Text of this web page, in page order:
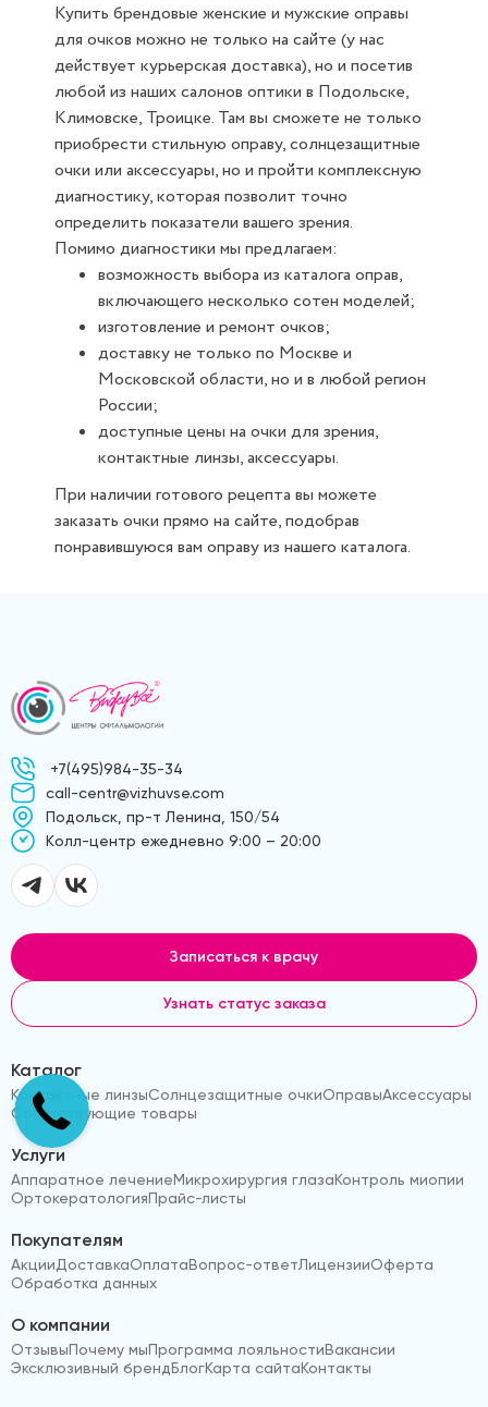
Купить брендовые женские и мужские оправы
для очков можно не только на сайте (у нас
действует курьерская доставка), но и посетив
любой из наших салонов оптики в Подольске,
Климовске, Троицке. Там вы сможете не только
приобрести стильную оправу, солнцезащитные
очки или аксессуары, но и пройти комплексную
диагностику, которая позволит точно
определить показатели вашего зрения.
Помимо диагностики мы предлагаем:
возможность выбора из каталога оправ,
включающего несколько сотен моделей;
изготовление и ремонт очков;
доставку не только по Москве и
Московской области, но и в любой регион
России;
доступные цены на очки для зрения,
контактные линзы, аксессуары.
При наличии готового рецепта вы можете
заказать очки прямо на сайте, подобрав
понравившуюся вам оправу из нашего каталога.
+7(495)984-35-34
call-centr@vizhuvse.com
Подольск, пр-т Ленина, 150/54
Kолл-центр ежедневно 9:00 – 20:00
Записаться к врачу
Узнать статус заказа
Каталог
Контактные линзыСолнцезащитные очкиОправыАксессуары
Сопутствующие товары
Услуги
Аппаратное лечениеМикрохирургия глазаКонтроль миопии
ОртокератологияПрайс-листы
Покупателям
АкцииДоставкаОплатаВопрос-ответЛицензииОферта
Обработка данных
О компании
ОтзывыПочему мыПрограмма лояльностиВакансии
Эксклюзивный брендБлогКарта сайтаКонтакты